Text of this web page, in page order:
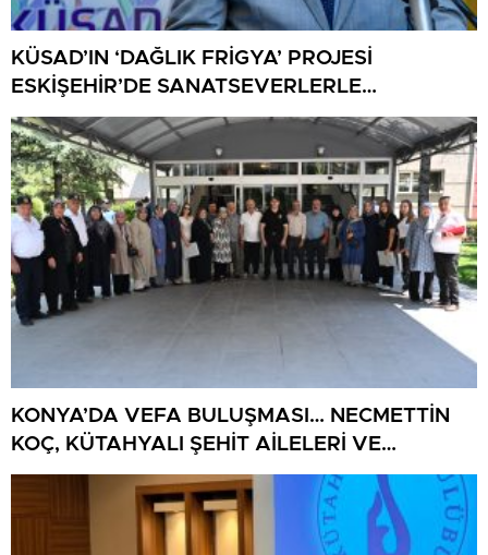
KÜSAD’IN ‘DAĞLIK FRİGYA’ PROJESİ
ESKİŞEHİR’DE SANATSEVERLERLE
BULUŞUYOR
KONYA’DA VEFA BULUŞMASI… NECMETTİN
KOÇ, KÜTAHYALI ŞEHİT AİLELERİ VE
GAZİLERİ AĞIRLADI